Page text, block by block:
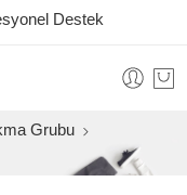
Destek
Grubu